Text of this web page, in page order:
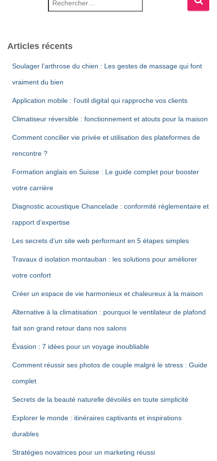
Articles récents
Soulager l’arthrose du chien : Les gestes de massage qui font
vraiment du bien
Application mobile : l’outil digital qui rapproche vos clients
Climatiseur réversible : fonctionnement et atouts pour la maison
Comment concilier vie privée et utilisation des plateformes de
rencontre ?
Formation anglais en Suisse : Le guide complet pour booster
votre carrière
Diagnostic acoustique Chancelade : conformité réglementaire et
rapport d’expertise
Les secrets d’un site web performant en 5 étapes simples
Travaux d isolation montauban : les solutions pour améliorer
votre confort
Créer un espace de vie harmonieux et chaleureux à la maison
Alternative à la climatisation : pourquoi le ventilateur de plafond
fait son grand retour dans nos salons
Évasion : 7 idées pour un voyage inoubliable
Comment réussir ses photos de couple malgré le stress : Guide
complet
Secrets de la beauté naturelle dévoilés en toute simplicité
Explorer le monde : itinéraires captivants et inspirations
durables
Stratégies novatrices pour un marketing réussi